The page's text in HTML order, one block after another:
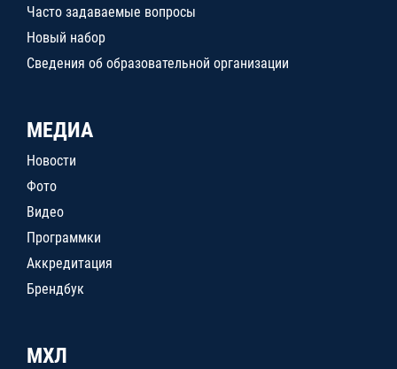
Часто задаваемые вопросы
Новый набор
Сведения об образовательной организации
МЕДИА
Новости
Фото
Видео
Программки
Аккредитация
Брендбук
МХЛ